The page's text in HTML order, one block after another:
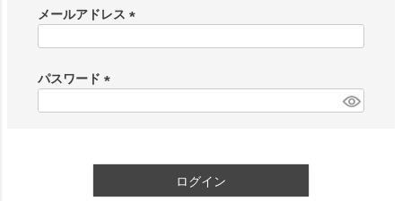
メールアドレス
)
パスワード
ログイン